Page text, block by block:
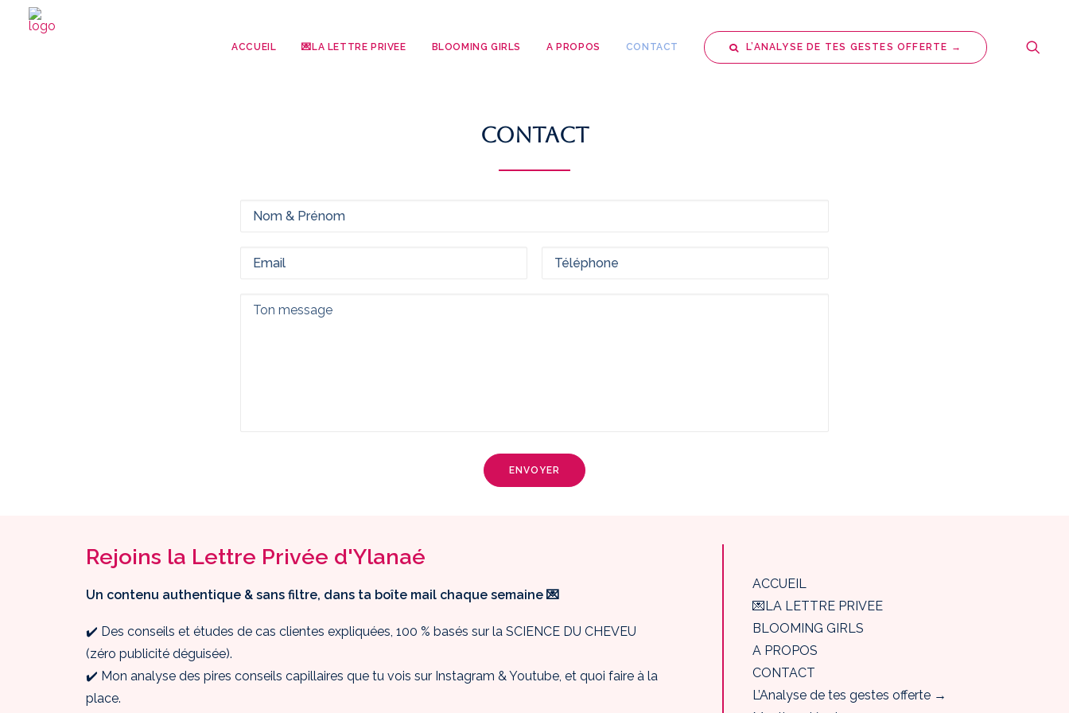
ACCUEIL 💌LA LETTRE PRIVEE BLOOMING GIRLS A PROPOS CONTACT L’ANALYSE DE TES GESTES OFFERTE →
Contact
Rejoins la Lettre Privée d'Ylanaé
Un contenu authentique & sans filtre, dans ta boîte mail chaque semaine 💌
✔️ Des conseils et études de cas clientes expliquées, 100 % basés sur la SCIENCE DU CHEVEU
(zéro publicité déguisée).
✔️ Mon analyse des pires conseils capillaires que tu vois sur Instagram & Youtube, et quoi faire à la
place.
ACCUEIL
💌LA LETTRE PRIVEE
BLOOMING GIRLS
A PROPOS
CONTACT
L’Analyse de tes gestes offerte →